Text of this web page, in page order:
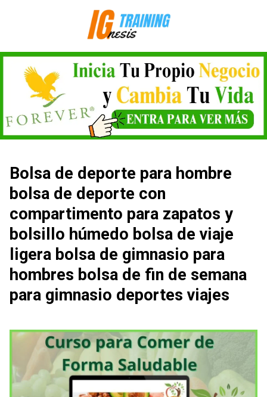
Bolsa de deporte para hombre
bolsa de deporte con
compartimento para zapatos y
bolsillo húmedo bolsa de viaje
ligera bolsa de gimnasio para
hombres bolsa de fin de semana
para gimnasio deportes viajes